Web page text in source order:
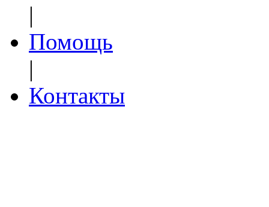
|
Помощь
|
Контакты